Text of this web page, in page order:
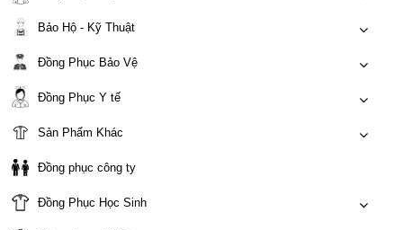
Bảo Hộ - Kỹ Thuật
Đồng Phục Bảo Vệ
Đồng Phục Y tế
Sản Phẩm Khác
Đồng phục công ty
Đồng Phục Học Sinh